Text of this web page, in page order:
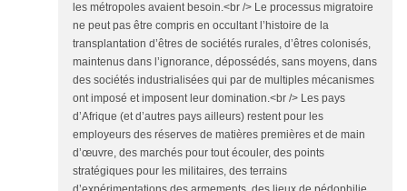
les métropoles avaient besoin.<br /> Le processus migratoire
ne peut pas être compris en occultant l’histoire de la
transplantation d’êtres de sociétés rurales, d’êtres colonisés,
maintenus dans l’ignorance, dépossédés, sans moyens, dans
des sociétés industrialisées qui par de multiples mécanismes
ont imposé et imposent leur domination.<br /> Les pays
d’Afrique (et d’autres pays ailleurs) restent pour les
employeurs des réserves de matières premières et de main
d’œuvre, des marchés pour tout écouler, des points
stratégiques pour les militaires, des terrains